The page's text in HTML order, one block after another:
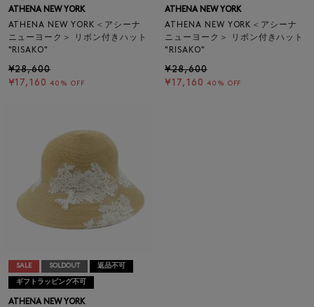
ATHENA NEW YORK
ATHENA NEW YORK＜アシーナ
ニューヨーク＞ リボン付きハット
"RISAKO"
¥28,600
¥17,160 40% OFF
ATHENA NEW YORK
ATHENA NEW YORK＜アシーナ
ニューヨーク＞ リボン付きハット
"RISAKO"
¥28,600
¥17,160 40% OFF
SALE SOLDOUT 返品不可
ギフトラッピング不可
ATHENA NEW YORK